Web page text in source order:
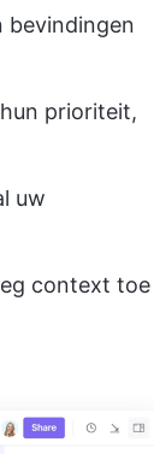
bevindingen
prioriteit,
uw
context toe